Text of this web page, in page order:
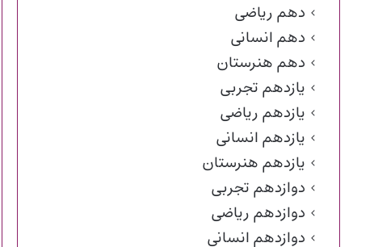
دهم ریاضی
دهم انسانی
دهم هنرستان
یازدهم تجربی
یازدهم ریاضی
یازدهم انسانی
یازدهم هنرستان
دوازدهم تجربی
دوازدهم ریاضی
دوازدهم انسانی